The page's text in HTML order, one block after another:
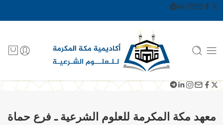
معهد مكة المكرمة للعلوم الشرعية ـ فرع حماة